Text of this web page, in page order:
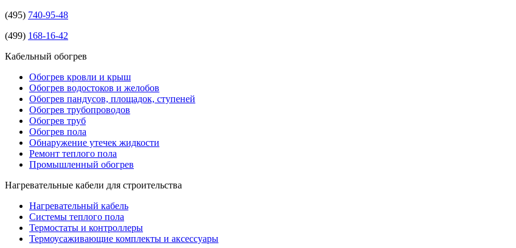
(495) 740-95-48
(499) 168-16-42
Кабельный обогрев
Обогрев кровли и крыш
Обогрев водостоков и желобов
Обогрев пандусов, площадок, ступеней
Обогрев трубопроводов
Обогрев труб
Обогрев пола
Обнаружение утечек жидкости
Ремонт теплого пола
Промышленный обогрев
Нагревательные кабели для строительства
Нагревательный кабель
Системы теплого пола
Термостаты и контроллеры
Термоусаживающие комплекты и аксессуары